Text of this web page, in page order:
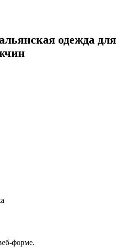
одежда для
форме.